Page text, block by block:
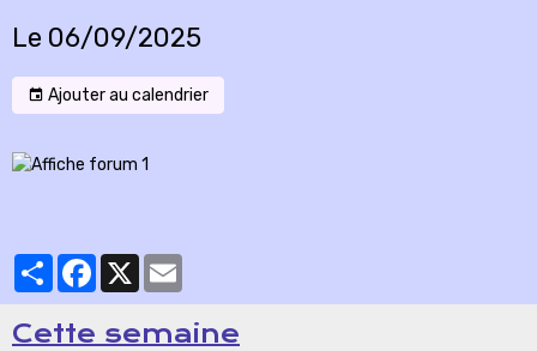
Le 06/09/2025
Ajouter au calendrier
PartagerFacebook
X
Cette semaine